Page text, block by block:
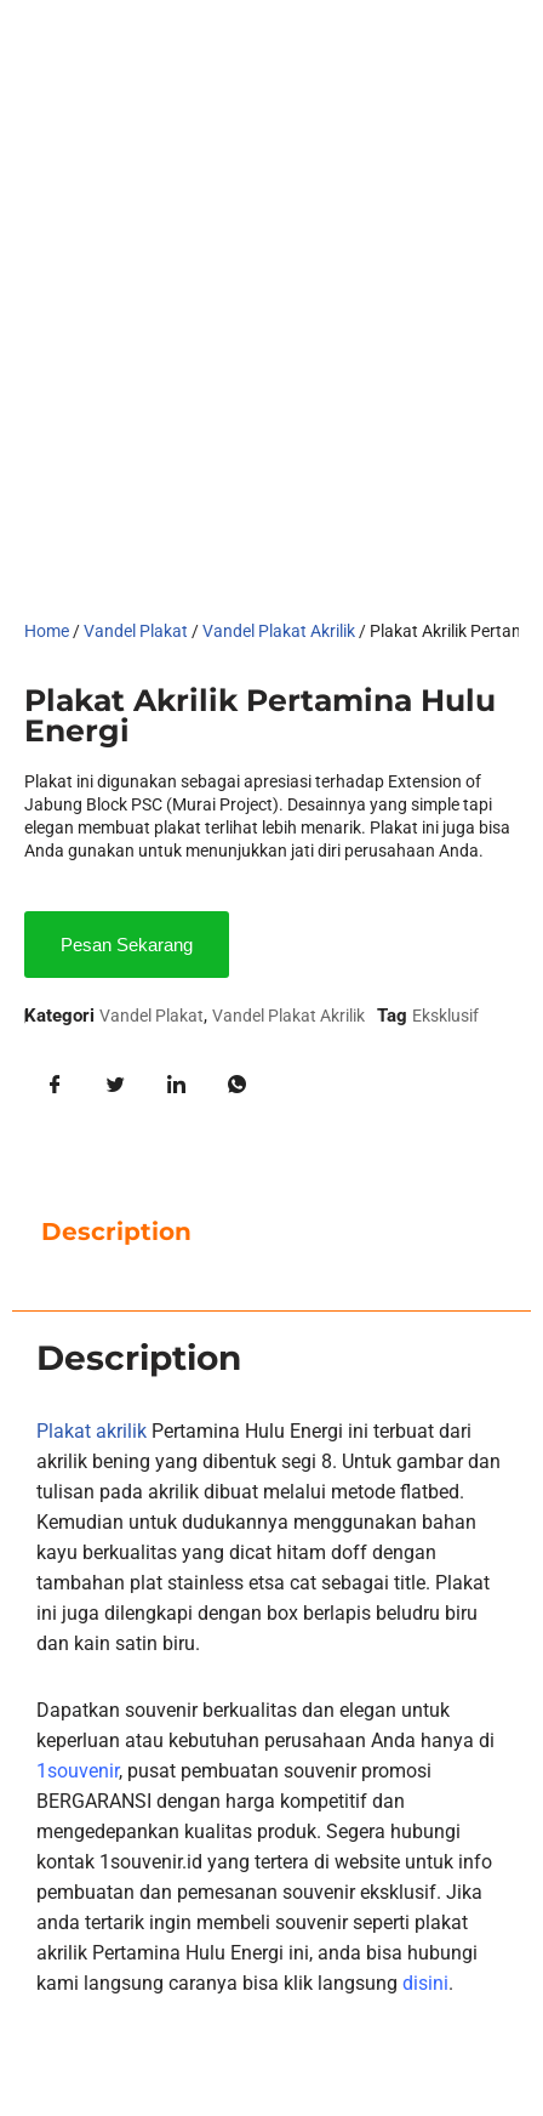
Home/Vandel Plakat /Vandel Plakat Akrilik/ Plakat Akrilik
Plakat Akrilik Pertamina Hulu
Energi
Plakat ini digunakan sebagai apresiasi terhadap Extension of
Jabung Block PSC (Murai Project). Desainnya yang simple tapi
elegan membuat plakat terlihat lebih menarik. Plakat ini juga bisa
Anda gunakan untuk menunjukkan jati diri perusahaan Anda.
Pesan Sekarang
Kategori Vandel Plakat, Vandel Plakat Akrilik Tag Eksklusif
Description
Description
Plakat akrilik Pertamina Hulu Energi ini terbuat dari
akrilik bening yang dibentuk segi 8. Untuk gambar dan
tulisan pada akrilik dibuat melalui metode flatbed.
Kemudian untuk dudukannya menggunakan bahan
kayu berkualitas yang dicat hitam doff dengan
tambahan plat stainless etsa cat sebagai title. Plakat
ini juga dilengkapi dengan box berlapis beludru biru
dan kain satin biru.
Dapatkan souvenir berkualitas dan elegan untuk
keperluan atau kebutuhan perusahaan Anda hanya di
1souvenir, pusat pembuatan souvenir promosi
BERGARANSI dengan harga kompetitif dan
mengedepankan kualitas produk. Segera hubungi
kontak 1souvenir.id yang tertera di website untuk info
pembuatan dan pemesanan souvenir eksklusif. Jika
anda tertarik ingin membeli souvenir seperti plakat
akrilik Pertamina Hulu Energi ini, anda bisa hubungi
kami langsung caranya bisa klik langsung disini.